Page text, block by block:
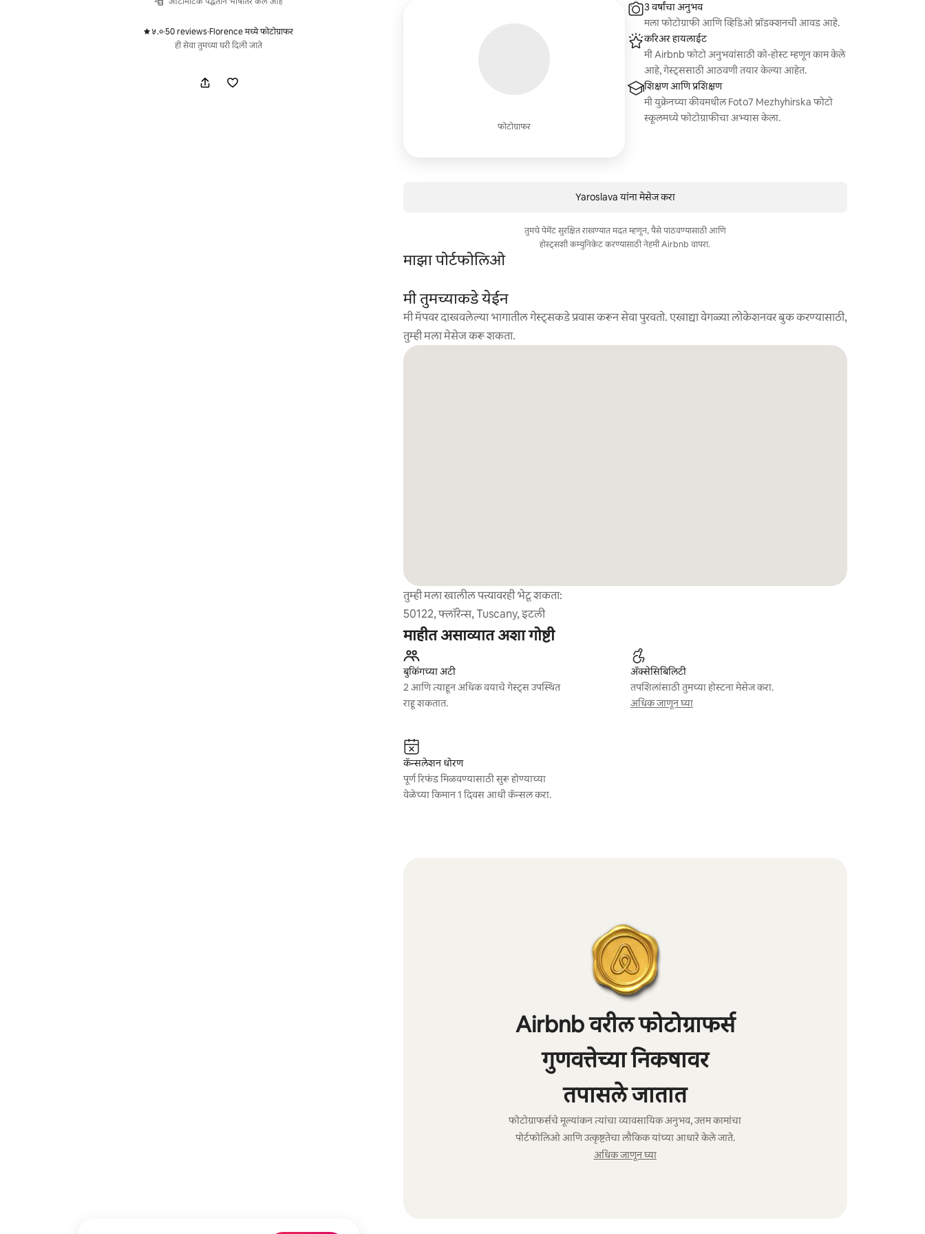
५.०
,
·50 reviews
,
·Florence मध्ये फोटोग्राफर
ही सेवा तुमच्या घरी दिली जाते
फोटोग्राफर
3 वर्षांचा अनुभव
मला फोटोग्राफी आणि व्हिडिओ प्रॉडक्शनची आवड आहे.
करिअर हायलाईट
मी Airbnb फोटो अनुभवांसाठी को-होस्ट म्हणून काम केले
आहे, गेस्ट्ससाठी आठवणी तयार केल्या आहेत.
शिक्षण आणि प्रशिक्षण
मी युक्रेनच्या कीवमधील Foto7 Mezhyhirska फोटो
स्कूलमध्ये फोटोग्राफीचा अभ्यास केला.
Yaroslava यांना मेसेज करा
तुमचे पेमेंट सुरक्षित राखण्यात मदत म्हणून, पैसे पाठवण्यासाठी आणि
होस्ट्सशी कम्युनिकेट करण्यासाठी नेहमी Airbnb वापरा.
माझा पोर्टफोलिओ
मी तुमच्याकडे येईन
मी मॅपवर दाखवलेल्या भागातील गेस्ट्सकडे प्रवास करून सेवा पुरवतो. एखाद्या वेगळ्या लोकेशनवर बुक करण्यासाठी,
तुम्ही मला मेसेज करू शकता.
तुम्ही मला खालील पत्त्यावरही भेटू शकता:
50122, फ्लॉरेन्स, Tuscany, इटली
माहीत असाव्यात अशा गोष्टी
बुकिंगच्या अटी
2 आणि त्याहून अधिक वयाचे गेस्ट्स उपस्थित
राहू शकतात.
ॲक्सेसिबिलिटी
तपशिलांसाठी तुमच्या होस्टना मेसेज करा.
अधिक जाणून घ्या
कॅन्सलेशन धोरण
पूर्ण रिफंड मिळवण्यासाठी सुरू होण्याच्या
वेळेच्या किमान 1 दिवस आधी कॅन्सल करा.
Airbnb वरील फोटोग्राफर्स
गुणवत्तेच्या निकषावर
तपासले जातात
फोटोग्राफर्सचे मूल्यांकन त्यांचा व्यावसायिक अनुभव, उत्तम कामांचा
पोर्टफोलिओ आणि उत्कृष्टतेचा लौकिक यांच्या आधारे केले जाते.
अधिक जाणून घ्या